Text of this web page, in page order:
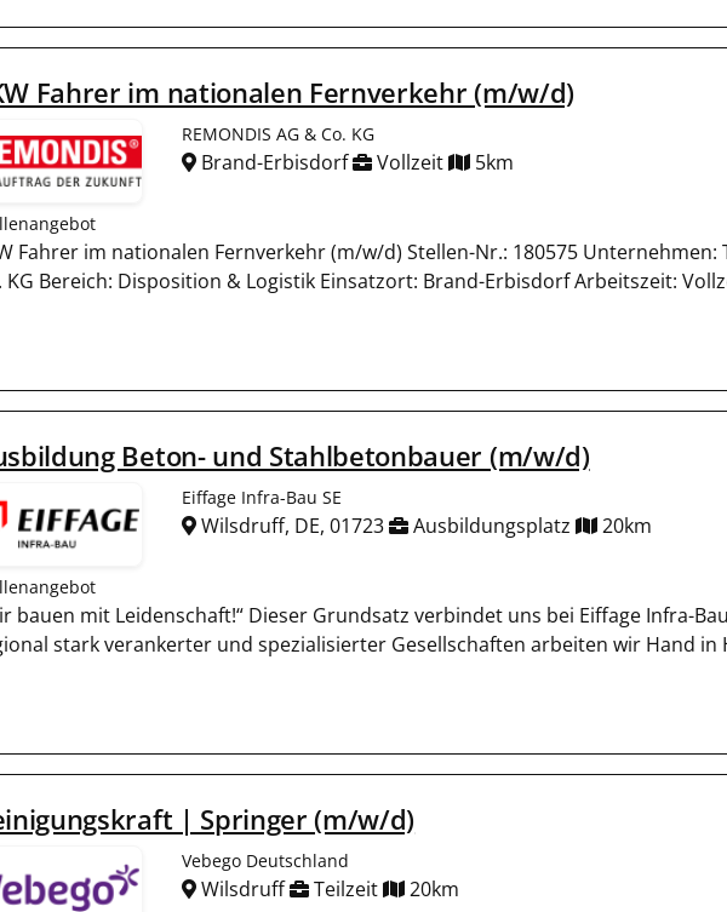
Fahrer im nationalen Fernverkehr (m/w/d)
REMONDIS AG & Co. KG
Brand-Erbisdorf Vollzeit 5km
Fahrer im nationalen Fernverkehr (m/w/d) Stellen-Nr.: 180575 Unternehmen:
KG Bereich: Disposition & Logistik Einsatzort: Brand-Erbisdorf Arbeitszeit:
Beton- und Stahlbetonbauer (m/w/d)
Eiffage Infra-Bau SE
Wilsdruff, DE, 01723 Ausbildungsplatz 20km
bauen mit Leidenschaft!“ Dieser Grundsatz verbindet uns bei Eiffage Infra-
stark verankerter und spezialisierter Gesellschaften arbeiten wir Hand in
| Springer (m/w/d)
Vebego Deutschland
Wilsdruff Teilzeit 20km